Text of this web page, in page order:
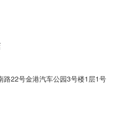
路22号金港汽车公园3号楼1层1号